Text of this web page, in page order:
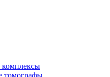
комплексы
томографы